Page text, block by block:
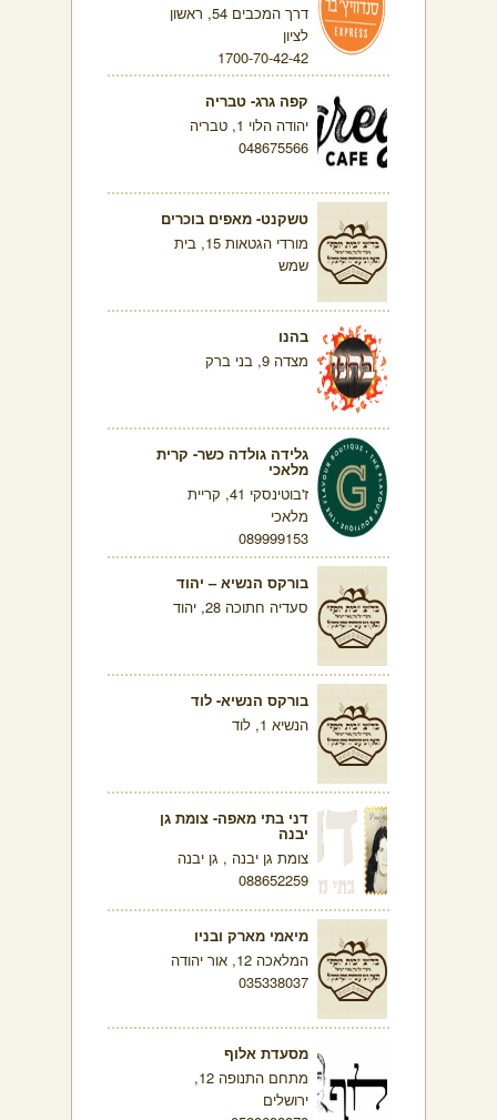
דרך המכבים 54, ראשון
לציון
1700-70-42-42
קפה גרג- טבריה
יהודה הלוי 1, טבריה
048675566
טשקנט- מאפים בוכרים
מורדי הגטאות 15, בית
שמש
בהנו
מצדה 9, בני ברק
גלידה גולדה כשר- קרית
מלאכי
ז'בוטינסקי 41, קריית
מלאכי
089999153
בורקס הנשיא – יהוד
סעדיה חתוכה 28, יהוד
בורקס הנשיא- לוד
הנשיא 1, לוד
דני בתי מאפה- צומת גן
יבנה
צומת גן יבנה , גן יבנה
088652259
מיאמי מארק ובניו
המלאכה 12, אור יהודה
035338037
מסעדת אלוף
מתחם התנופה 12,
ירושלים